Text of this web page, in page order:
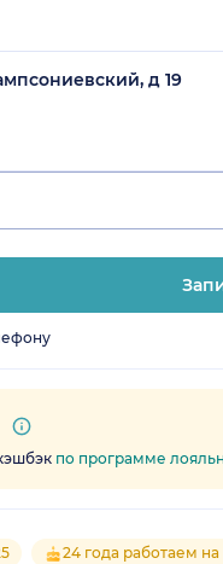
д 19
по программе
24 года работаем